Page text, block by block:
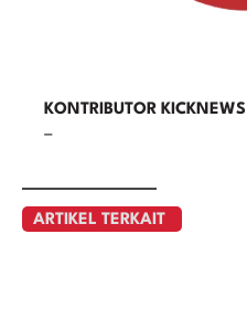
KONTRIBUTOR KICKNEWS
–
ARTIKEL TERKAIT